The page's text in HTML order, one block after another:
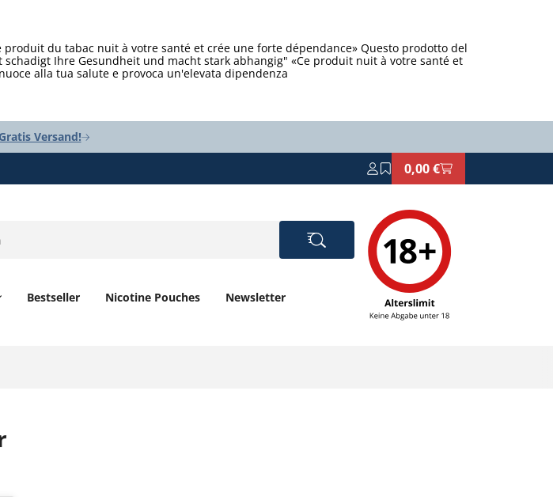
du tabac nuit à votre santé et crée une forte dépendance» Questo prodotto del
Ihre Gesundheit und macht stark abhangig" «Ce produit nuit à votre santé et
alla tua salute e provoca un'elevata dipendenza
Versand!
0,00 €
Bestseller Nicotine Pouches Newsletter